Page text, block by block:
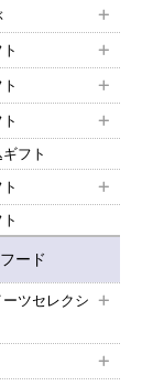
フト
ード
ツセレクシ